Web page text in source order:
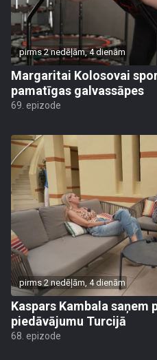
pirms 2 nedēļām, 4 dienām
Margaritai Kolosovai
pamatīgas galvassāpes
69. epizode
pirms 2 nedēļām, 4 dienām
Kaspars Kambala saņem
piedāvājumu Turcijā
68. epizode